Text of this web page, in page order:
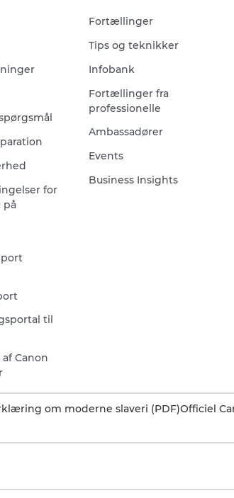
for
på
til
Canon
Fortællinger
Tips og teknikker
Infobank
Fortællinger fra
professionelle
Ambassadører
Events
Business Insights
om moderne slaveri (PDF)Officiel